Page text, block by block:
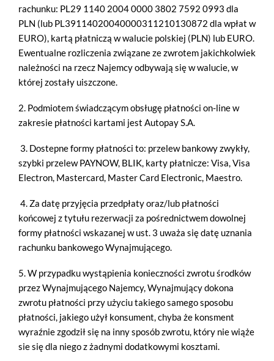
WELLNESS & SPA
KULINARIA
RODZINA I PRZYJACIELE
BIZNES
ŚLUBY WESELA PRZYJĘCIA
GALERIA
KONTAKT
rachunku: PL29 1140 2004 0000 3802 7592 0993 dla
PLN (lub PL39114020040000311210130872 dla wpłat w
EURO), kartą płatniczą w walucie polskiej (PLN) lub EURO.
Ewentualne rozliczenia związane ze zwrotem jakichkolwiek
należności na rzecz Najemcy odbywają się w walucie, w
której zostały uiszczone.
2. Podmiotem świadczącym obsługę płatności on-line w
zakresie płatności kartami jest Autopay S.A.
3. Dostepne formy płatności to: przelew bankowy zwykły,
szybki przelew PAYNOW, BLIK, karty płatnicze: Visa, Visa
Electron, Mastercard, Master Card Electronic, Maestro.
4. Za datę przyjęcia przedpłaty oraz/lub płatności
końcowej z tytułu rezerwacji za pośrednictwem dowolnej
formy płatności wskazanej w ust. 3 uważa się datę uznania
rachunku bankowego Wynajmującego.
5. W przypadku wystąpienia konieczności zwrotu środków
przez Wynajmującego Najemcy, Wynajmujący dokona
zwrotu płatności przy użyciu takiego samego sposobu
płatności, jakiego użył konsument, chyba że konsment
wyraźnie zgodził się na inny sposób zwrotu, który nie wiąże
sie się dla niego z żadnymi dodatkowymi kosztami.